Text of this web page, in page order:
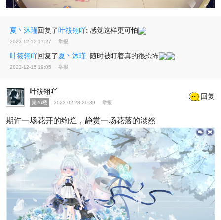
夏丶沐瑾回复了叶筱翎吖: 感觉这样更可怕
2023-12-12 17:27 举报
叶筱翎吖回复了夏丶沐瑾: 随时被盯着真的很恐怖
2023-12-15 19:05 举报
叶筱翎吖
第26楼 2023-02-23 20:39 举报
回复
期许一场花开的绚烂，静赏一场花落的淡然